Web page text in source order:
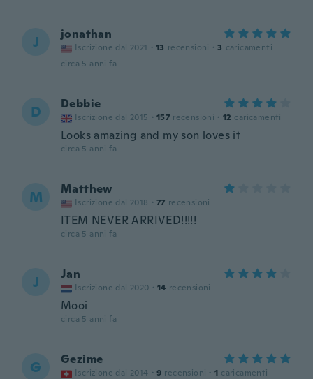
J jonathan
Iscrizione dal 2021 · 13 recensioni · 3 caricamenti
circa 5 anni fa
D Debbie
Iscrizione dal 2015 · 157 recensioni · 12 caricamenti
Looks amazing and my son loves it
circa 5 anni fa
M Matthew
Iscrizione dal 2018 · 77 recensioni
ITEM NEVER ARRIVED!!!!!
circa 5 anni fa
J Jan
Iscrizione dal 2020 · 14 recensioni
Mooi
circa 5 anni fa
G Gezime
Iscrizione dal 2014 · 9 recensioni · 1 caricamenti